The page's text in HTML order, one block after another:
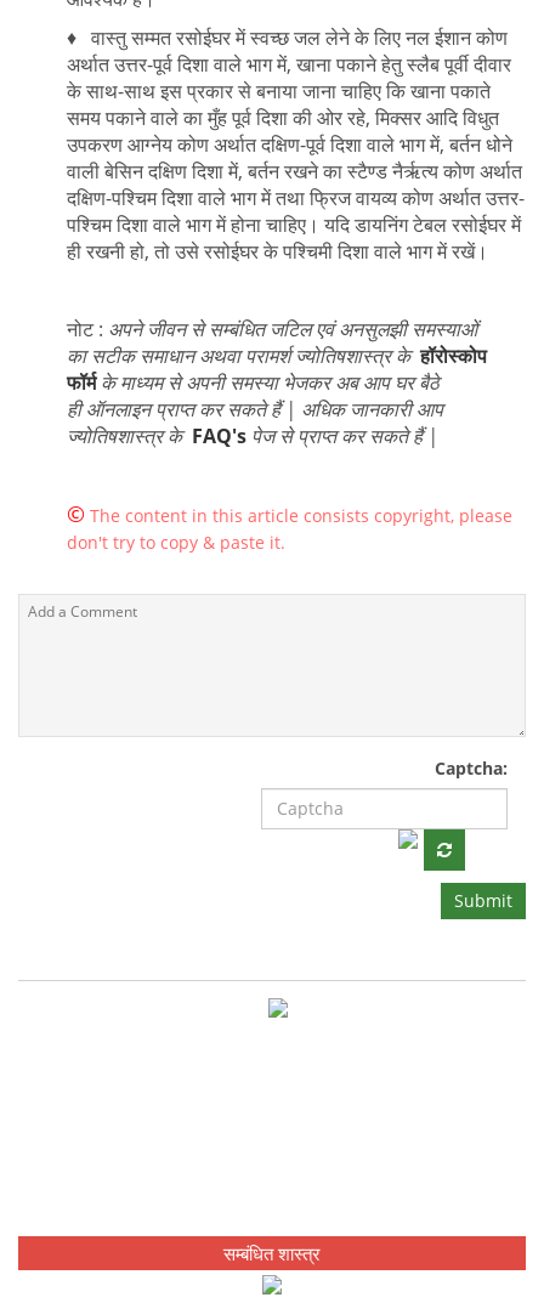
♦ वास्तु सम्मत रसोईघर में स्वच्छ जल लेने के लिए नल ईशान कोण
अर्थात उत्तर-पूर्व दिशा वाले भाग में, खाना पकाने हेतु स्लैब पूर्वी दीवार
के साथ-साथ इस प्रकार से बनाया जाना चाहिए कि खाना पकाते
समय पकाने वाले का मुँह पूर्व दिशा की ओर रहे, मिक्सर आदि विधुत
उपकरण आग्नेय कोण अर्थात दक्षिण-पूर्व दिशा वाले भाग में, बर्तन धोने
वाली बेसिन दक्षिण दिशा में, बर्तन रखने का स्टैण्ड नैर्ऋत्य कोण अर्थात
दक्षिण-पश्चिम दिशा वाले भाग में तथा फ्रिज वायव्य कोण अर्थात उत्तर-
पश्चिम दिशा वाले भाग में होना चाहिए। यदि डायनिंग टेबल रसोईघर में
ही रखनी हो, तो उसे रसोईघर के पश्चिमी दिशा वाले भाग में रखें।
नोट : अपने जीवन से सम्बंधित जटिल एवं अनसुलझी समस्याओं
का सटीक समाधान अथवा परामर्श ज्योतिषशास्त्र केहॉरोस्कोप
फॉर्म के माध्यम से अपनी समस्या भेजकर अब आप घर बैठे
ही ऑनलाइन प्राप्त कर सकते हैं | अधिक जानकारी आप
ज्योतिषशास्त्र के FAQ's पेज से प्राप्त कर सकते हैं |
© The content in this article consists copyright, please
don't try to copy & paste it.
Captcha:
Submit
सम्बंधित शास्त्र